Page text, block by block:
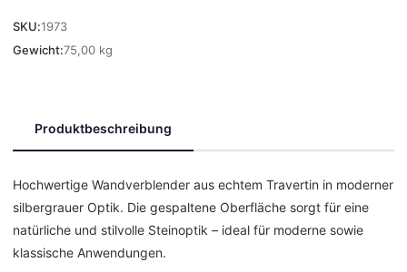
SKU:1973
Gewicht:75,00 kg
Produktbeschreibung
Hochwertige Wandverblender aus echtem Travertin in moderner
silbergrauer Optik. Die gespaltene Oberfläche sorgt für eine
natürliche und stilvolle Steinoptik – ideal für moderne sowie
klassische Anwendungen.